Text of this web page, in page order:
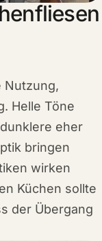
Nutzung,
Helle Töne
eher
bringen
wirken
Küchen sollte
der Übergang